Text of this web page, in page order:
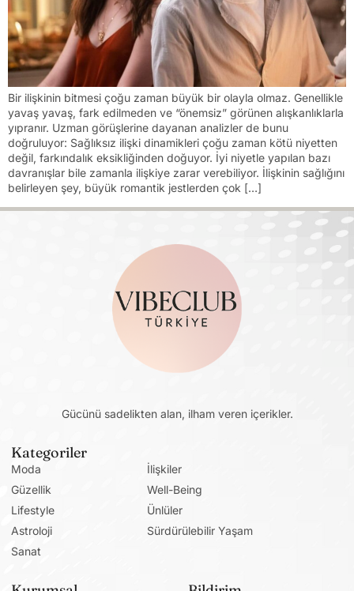
Bir ilişkinin bitmesi çoğu zaman büyük bir olayla olmaz. Genellikle
yavaş yavaş, fark edilmeden ve “önemsiz” görünen alışkanlıklarla
yıpranır. Uzman görüşlerine dayanan analizler de bunu
doğruluyor: Sağlıksız ilişki dinamikleri çoğu zaman kötü niyetten
değil, farkındalık eksikliğinden doğuyor. İyi niyetle yapılan bazı
davranışlar bile zamanla ilişkiye zarar verebiliyor. İlişkinin sağlığını
belirleyen şey, büyük romantik jestlerden çok […]
Gücünü sadelikten alan, ilham veren içerikler.
Kategoriler
Moda
Güzellik
Lifestyle
Astroloji
Sanat
İlişkiler
Well-Being
Ünlüler
Sürdürülebilir Yaşam